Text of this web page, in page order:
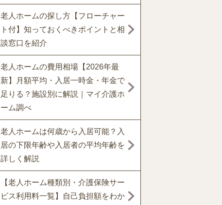
老人ホームの探し方【フローチャー
ト付】知っておくべきポイントと相
談窓口を紹介
老人ホームの費用相場【2026年最
新】月額平均・入居一時金・年金で
足りる？施設別に解説｜マイ介護ホ
ーム調べ
老人ホームは何歳から入居可能？入
居の下限年齢や入居者の平均年齢を
詳しく解説
【老人ホーム種類別・介護保険サー
ビス利用料一覧】自己負担額をわか